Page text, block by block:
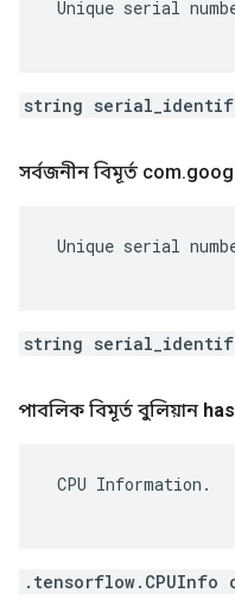
Unique serial
string
সর্বজনীন বিমূর্ত com.
Unique serial
string
পাবলিক বিমূর্ত বুলিয়ান has
CPU Information.
.tensorflow.CPUInfo